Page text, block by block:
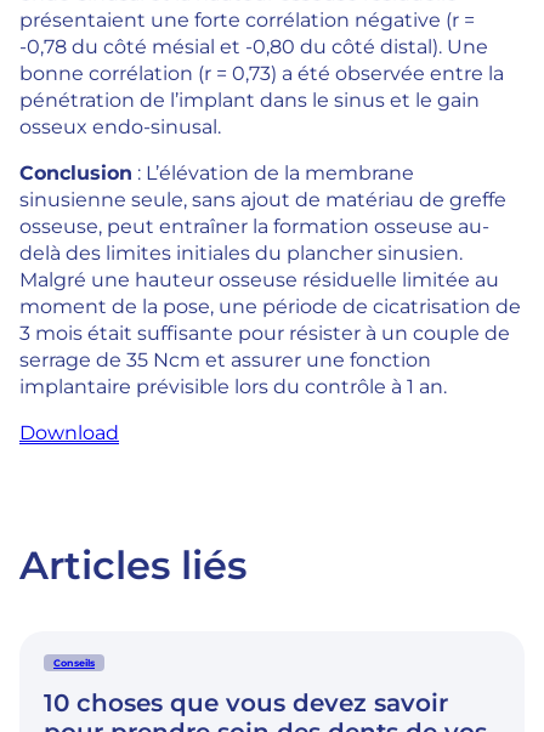
présentaient une forte corrélation négative (r =
-0,78 du côté mésial et -0,80 du côté distal). Une
bonne corrélation (r = 0,73) a été observée entre la
pénétration de l’implant dans le sinus et le gain
osseux endo-sinusal.
Conclusion : L’élévation de la membrane
sinusienne seule, sans ajout de matériau de greffe
osseuse, peut entraîner la formation osseuse au-
delà des limites initiales du plancher sinusien.
Malgré une hauteur osseuse résiduelle limitée au
moment de la pose, une période de cicatrisation de
3 mois était suffisante pour résister à un couple de
serrage de 35 Ncm et assurer une fonction
implantaire prévisible lors du contrôle à 1 an.
Download
Articles liés
Conseils
10 choses que vous devez savoir